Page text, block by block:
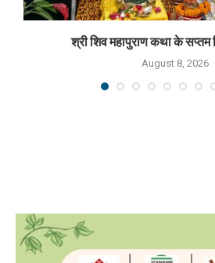
श्री शिव महापुराण कथा के सप्तम
August 8, 2026